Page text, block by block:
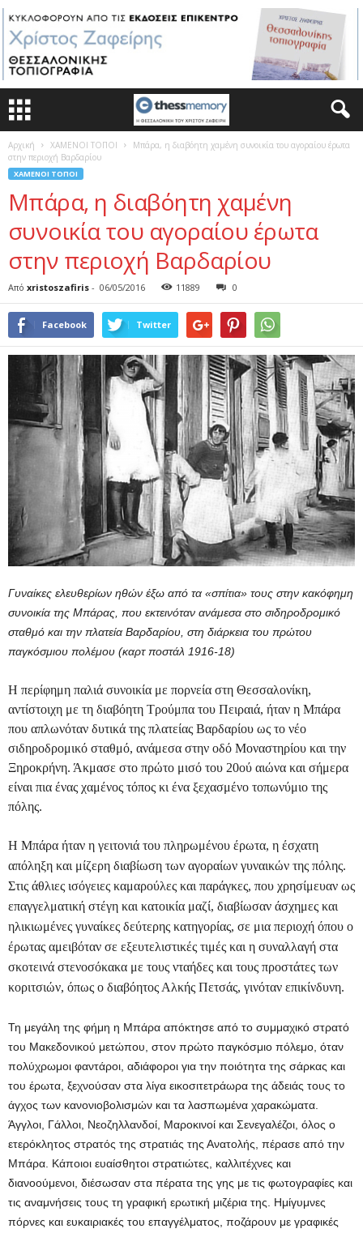
Αρχική ΧΑΜΕΝΟΙ ΤΟΠΟΙ
Μπάρα, η διαβόητη χαμένη συνοικία του αγοραίου έρωτα
στην περιοχή Βαρδαρίου
ΧΑΜΕΝΟΙ ΤΟΠΟΙ
Μπάρα, η διαβόητη χαμένη
συνοικία του αγοραίου έρωτα
στην περιοχή Βαρδαρίου
Από xristoszafiris - 06/05/2016 11889 0
Facebook Twitter
Γυναίκες ελευθερίων ηθών έξω από τα «σπίτια» τους στην κακόφημη
συνοικία της Μπάρας, που εκτεινόταν ανάμεσα στο σιδηροδρομικό
σταθμό και την πλατεία Βαρδαρίου, στη διάρκεια του πρώτου
παγκόσμιου πολέμου (καρτ ποστάλ 1916-18)
Η περίφημη παλιά συνοικία με πορνεία στη Θεσσαλονίκη,
αντίστοιχη με τη διαβόητη Τρούμπα του Πειραιά, ήταν η Μπάρα
που απλωνόταν δυτικά της πλατείας Βαρδαρίου ως το νέο
σιδηροδρομικό σταθμό, ανάμεσα στην οδό Μοναστηρίου και την
Ξηροκρήνη. Άκμασε στο πρώτο μισό του 20ού αιώνα και σήμερα
είναι πια ένας χαμένος τόπος κι ένα ξεχασμένο τοπωνύμιο της
πόλης.
Η Μπάρα ήταν η γειτονιά του πληρωμένου έρωτα, η έσχατη
απόληξη και μίζερη διαβίωση των αγοραίων γυναικών της πόλης.
Στις άθλιες ισόγειες καμαρούλες και παράγκες, που χρησίμευαν ως
επαγγελματική στέγη και κατοικία μαζί, διαβίωσαν άσχημες και
ηλικιωμένες γυναίκες δεύτερης κατηγορίας, σε μια περιοχή όπου ο
έρωτας αμειβόταν σε εξευτελιστικές τιμές και η συναλλαγή στα
σκοτεινά στενοσόκακα με τους νταήδες και τους προστάτες των
κοριτσιών, όπως ο διαβόητος Αλκής Πετσάς, γινόταν επικίνδυνη.
Τη μεγάλη της φήμη η Μπάρα απόκτησε από το συμμαχικό στρατό
του Μακεδονικού μετώπου, στον πρώτο παγκόσμιο πόλεμο, όταν
πολύχρωμοι φαντάροι, αδιάφοροι για την ποιότητα της σάρκας και
του έρωτα, ξεχνούσαν στα λίγα εικοσιτετράωρα της άδειάς τους το
άγχος των κανονιοβολισμών και τα λασπωμένα χαρακώματα.
Άγγλοι, Γάλλοι, Νεοζηλλανδοί, Μαροκινοί και Σενεγαλέζοι, όλος ο
ετερόκλητος στρατός της στρατιάς της Ανατολής, πέρασε από την
Μπάρα. Κάποιοι ευαίσθητοι στρατιώτες, καλλιτέχνες και
διανοούμενοι, διέσωσαν στα πέρατα της γης με τις φωτογραφίες και
τις αναμνήσεις τους τη γραφική ερωτική μιζέρια της. Ημίγυμνες
πόρνες και ευκαιριακές του επαγγέλματος, ποζάρουν με γραφικές